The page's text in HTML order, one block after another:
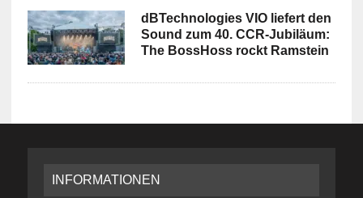
dBTechnologies VIO liefert den
Sound zum 40. CCR-Jubiläum:
The BossHoss rockt Ramstein
INFORMATIONEN